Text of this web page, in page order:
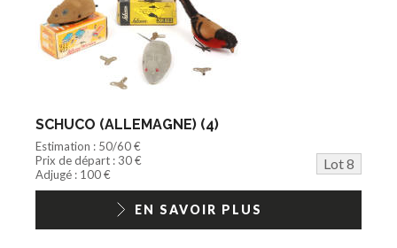
SCHUCO (ALLEMAGNE) (4)
Estimation : 50/60 €
Prix de départ : 30 €
Lot 8
Adjugé : 100 €
EN SAVOIR PLUS